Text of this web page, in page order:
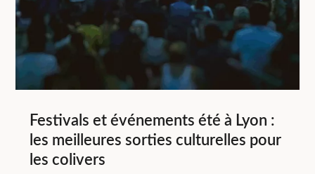
Festivals et événements été à Lyon :
les meilleures sorties culturelles pour
les colivers